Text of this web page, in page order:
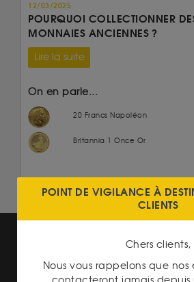
12/03/2025
POURQUOI COLLECTIONNER
MONNAIES ANCIENNES ?
Lire la suite
On en parle...
20 Francs Napoléon
Britannia 1 Once Or
POINT DE VIGILANCE À
CLIENTS
Chers clients,
Nous vous rappelons que nos